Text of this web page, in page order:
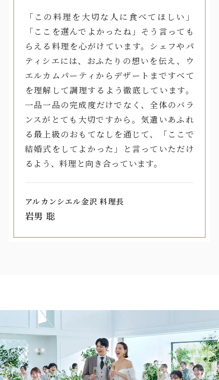
「この料理を大切な人に食べてほしい」
「ここを選んでよかったね」そう言っても
らえる料理を心がけています。シェフやパ
ティシエには、おふたりの想いを伝え、ウ
エルカムパーティからデザートまですべて
を理解して調理するよう徹底しています。
一品一品の完成度だけでなく、全体のバラ
ンスがとても大切ですから。気遣いあふれ
る最上級のおもてなしを通じて、「ここで
結婚式をしてよかった」と言っていただけ
るよう、料理と向き合っています。
アルカンシエル金沢 料理長
岩男 聡